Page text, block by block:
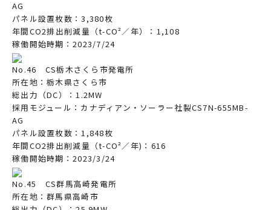
AG
パネル設置枚数：3,380枚
年間CO2排出削減量（t-CO²／年）：1,108
稼働開始時期：2023/7/24
No.46 CS栃木さくら市発電所
所在地：栃木県さくら市
総出力（DC）：1.2MW
採用モジュール：カナディアン・ソーラー社製CS7N-655MB-
AG
パネル設置枚数：1,848枚
年間CO2排出削減量（t-CO²／年)：616
稼働開始時期：2023/3/24
No.45 CS群馬高崎発電所
所在地：群馬県高崎市